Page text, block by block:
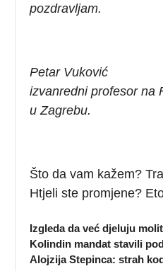
pozdravljam.
Petar Vuković
izvanredni profesor na
u Zagrebu.
Što da vam kažem?
Htjeli ste promjene?
Izgleda da već djeluju
Kolindin mandat stavili
Alojzija Stepinca: strah